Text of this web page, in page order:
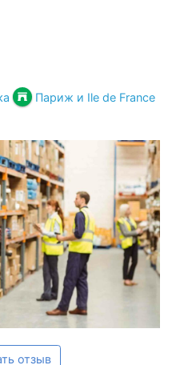
Париж и Ile de France
отзыв